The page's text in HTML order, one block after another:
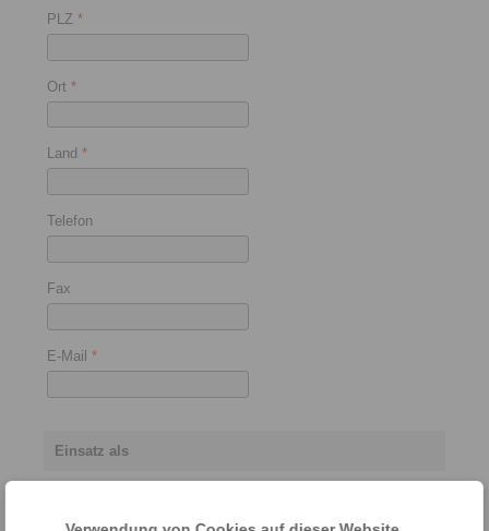
PLZ *
Ort *
Land *
Telefon
Fax
E-Mail *
Einsatz als